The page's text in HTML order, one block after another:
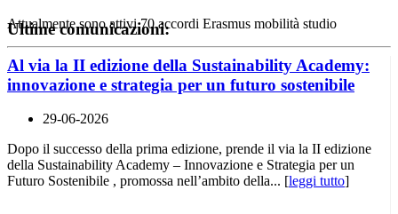
Attualmente sono attivi 70 accordi Erasmus mobilità studio
Ultime comunicazioni:
Al via la II edizione della Sustainability Academy:
innovazione e strategia per un futuro sostenibile
29-06-2026
Dopo il successo della prima edizione, prende il via la II edizione
della Sustainability Academy – Innovazione e Strategia per un
Futuro Sostenibile , promossa nell’ambito della... [leggi tutto]